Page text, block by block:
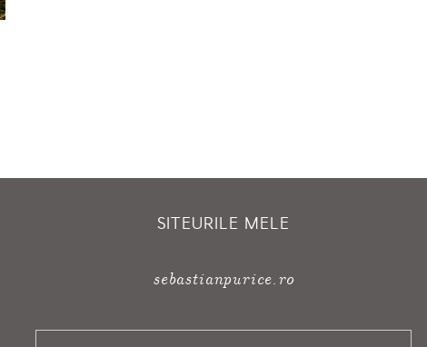
SITEURILE MELE
sebastianpurice.ro